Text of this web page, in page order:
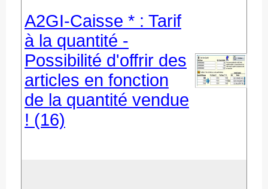
A2GI-Caisse * : Tarif
à la quantité -
Possibilité d'offrir des
articles en fonction
de la quantité vendue
! (16)